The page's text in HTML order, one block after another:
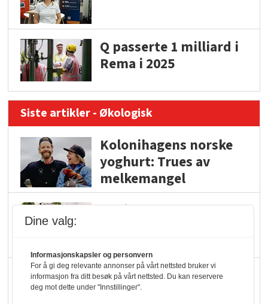
Q passerte 1 milliard i
Rema i 2025
Siste artikler - Økologisk
Kolonihagens norske
yoghurt: Trues av
melkemangel
Marit Kolby vant
Blir enklere å velge
økologisk i butikkhylla
Dine valg:
Informasjonskapsler og personvern
For å gi deg relevante annonser på vårt nettsted bruker vi
informasjon fra ditt besøk på vårt nettsted. Du kan reservere
deg mot dette under "Innstillinger".